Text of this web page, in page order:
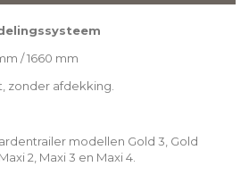
/ 1660 mm
zonder afdekking.
modellen Gold 3, Gold
2, Maxi 3 en Maxi 4.